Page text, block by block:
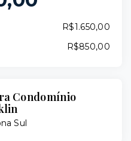
R$1.650,00
R$850,00
Condomínio
Sul